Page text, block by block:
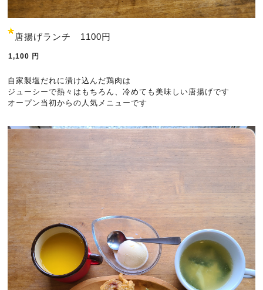
唐揚げランチ 1100円
1,100 円
自家製塩だれに漬け込んだ鶏肉は
ジューシーで熱々はもちろん、冷めても美味しい唐揚げです
オープン当初からの人気メニューです